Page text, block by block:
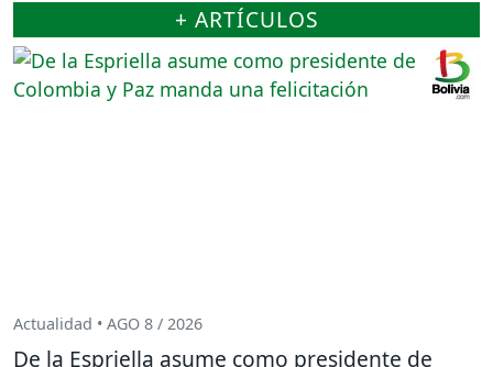
+ ARTÍCULOS
Actualidad • AGO 8 / 2026
De la Espriella asume como presidente de